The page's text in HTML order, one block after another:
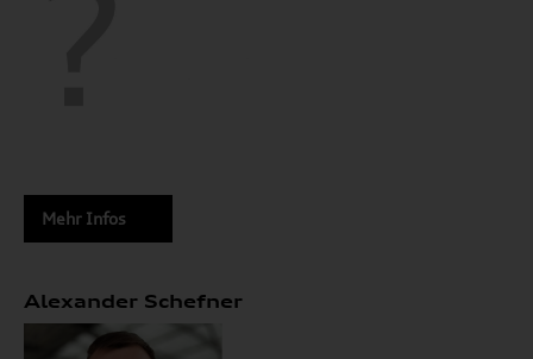
Mehr Infos
Alexander Schefner